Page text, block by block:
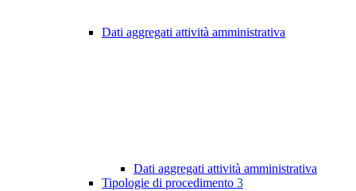
Dati aggregati attività amministrativa
Dati aggregati attività amministrativa
Tipologie di procedimento 3